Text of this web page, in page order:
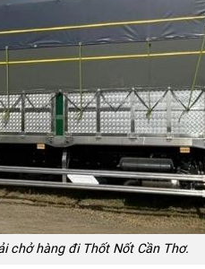
chở hàng đi Thốt Nốt Cần Thơ.